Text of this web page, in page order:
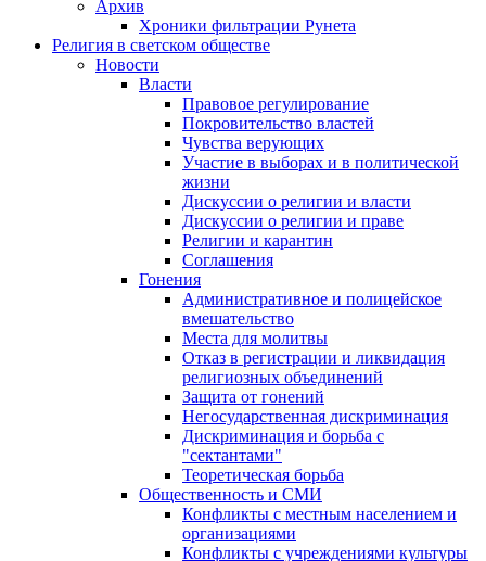
Архив
Хроники фильтрации Рунета
Религия в светском обществе
Новости
Власти
Правовое регулирование
Покровительство властей
Чувства верующих
Участие в выборах и в политической
жизни
Дискуссии о религии и власти
Дискуссии о религии и праве
Религии и карантин
Соглашения
Гонения
Административное и полицейское
вмешательство
Места для молитвы
Отказ в регистрации и ликвидация
религиозных объединений
Защита от гонений
Негосударственная дискриминация
Дискриминация и борьба с
"сектантами"
Теоретическая борьба
Общественность и СМИ
Конфликты с местным населением и
организациями
Конфликты с учреждениями культуры